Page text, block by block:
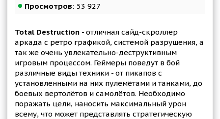
Просмотров: 53 927
Total Destruction - отличная сайд-скроллер
аркада с ретро графикой, системой разрушения, а
так же очень увлекательно-деструктивным
игровым процессом. Геймеры поведут в бой
различные виды техники - от пикапов с
установленными на них пулемётами и танками, до
боевых вертолётов и самолётов. Необходимо
поражать цели, наносить максимальный урон
всему, что может представлять стратегическую